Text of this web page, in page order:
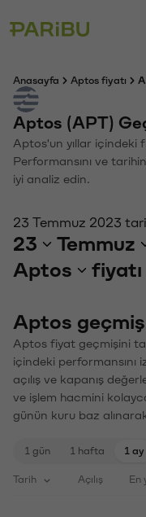
Anasayfa Aptos fiyatı
Aptos (APT)
Aptos'un yıllar içindeki
Performansını ve
iyi analiz edin.
23 Temmuz 2023
23 Temmuz
Aptos
fiyatı
Aptos
Aptos fiyat geçmişini
içindeki performansını
açılış ve kapanış
ve işlem hacmini
günün kuru baz
1 gün 1 hafta 1 ay
Tarih Açılış En